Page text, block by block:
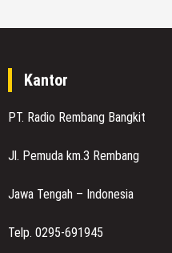
Kantor
PT. Radio Rembang Bangkit
Jl. Pemuda km.3 Rembang
Jawa Tengah – Indonesia
Telp. 0295-691945